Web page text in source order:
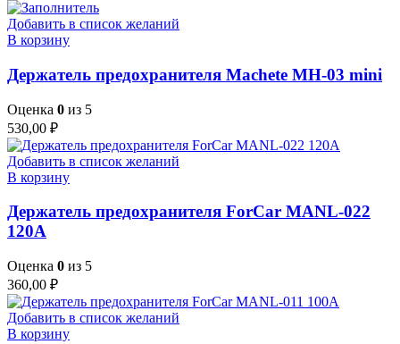
Добавить в список желаний
В корзину
Держатель предохранителя Machete MH-03 mini
Оценка 0 из 5
530,00 ₽
Добавить в список желаний
В корзину
Держатель предохранителя ForCar MANL-022
120A
Оценка 0 из 5
360,00 ₽
Добавить в список желаний
В корзину